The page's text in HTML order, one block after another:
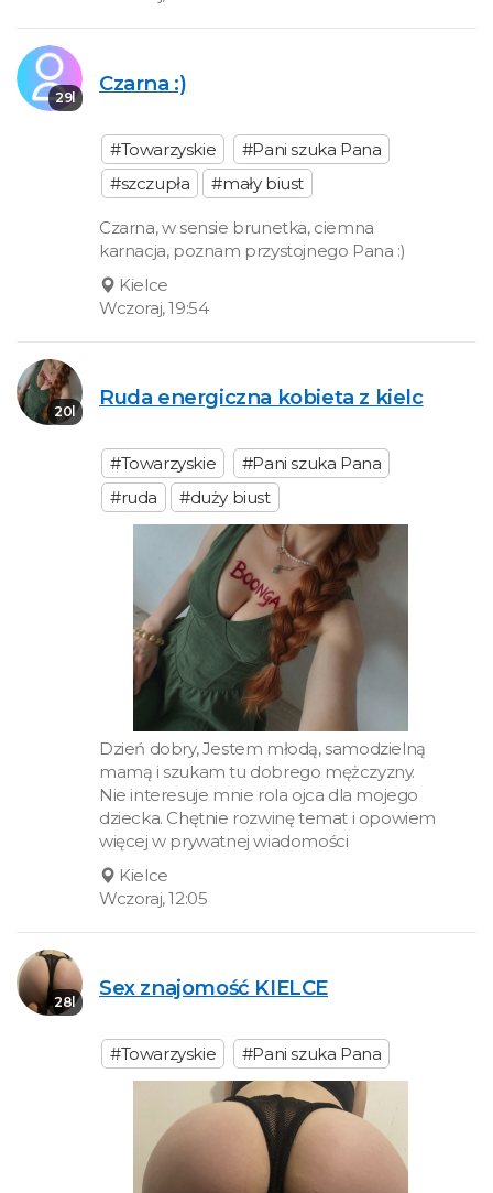
29l
Czarna :)
#Towarzyskie
#Pani szuka Pana
#szczupła
#mały biust
Czarna, w sensie brunetka, ciemna
karnacja, poznam przystojnego Pana :)
Kielce
Wczoraj, 19:54
20l
Ruda energiczna kobieta z kielc
#Towarzyskie
#Pani szuka Pana
#ruda
#duży biust
Dzień dobry, Jestem młodą, samodzielną
mamą i szukam tu dobrego mężczyzny.
Nie interesuje mnie rola ojca dla mojego
dziecka. Chętnie rozwinę temat i opowiem
więcej w prywatnej wiadomości
Kielce
Wczoraj, 12:05
28l
Sex znajomość KIELCE
#Towarzyskie #Pani szuka Pana